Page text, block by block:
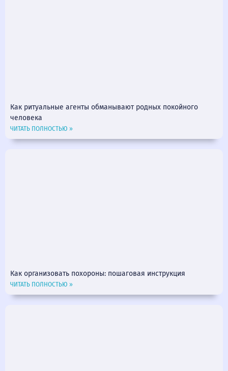
Как ритуальные агенты обманывают родных покойного
человека
ЧИТАТЬ ПОЛНОСТЬЮ »
Как организовать похороны: пошаговая инструкция
ЧИТАТЬ ПОЛНОСТЬЮ »